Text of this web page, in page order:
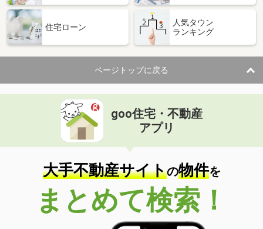
住宅ローン
人気タウン
ランキング
ページトップに戻る
goo住宅・不動産
アプリ
大手不動産サイトの物件を
まとめて検索！